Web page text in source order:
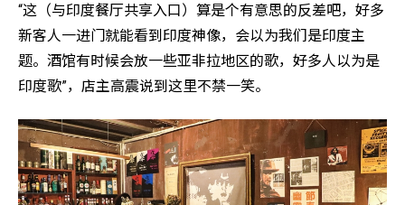
“这（与印度餐厅共享入口）算是个有意思的反差吧，好多
新客人一进门就能看到印度神像，会以为我们是印度主
题。酒馆有时候会放一些亚非拉地区的歌，好多人以为是
印度歌”，店主高震说到这里不禁一笑。